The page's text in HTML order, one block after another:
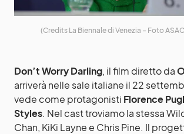
(Credits La Biennale di Venezia – Foto
Don’t Worry Darling, il film diretto da
arriverà nelle sale italiane il 22
vede come protagonisti Florence
Styles. Nel cast troviamo la stessa
Chan, KiKi Layne e Chris Pine. Il